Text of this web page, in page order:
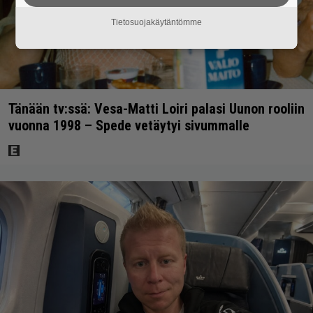
Tänään tv:ssä: Vesa-Matti Loiri palasi Uunon rooliin
vuonna 1998 – Spede vetäytyi sivummalle
Tietosuojakäytäntömme